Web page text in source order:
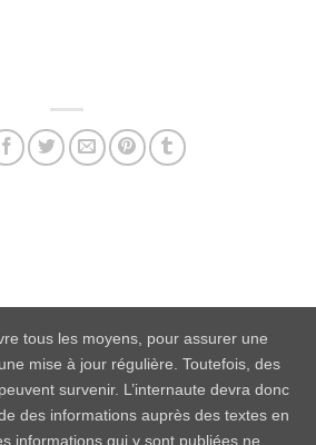
tous les moyens, pour assurer une
mise à jour régulière. Toutefois, des
survenir. L’internaute devra donc
des informations auprès des textes en
informations qui y sont publiées ne